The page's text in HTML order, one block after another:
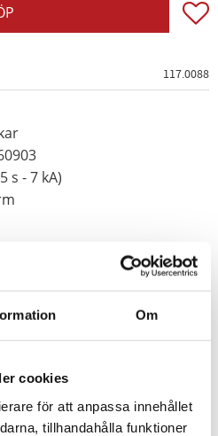
Om
cookies
för att anpassa innehållet
tillhandahålla funktioner
117.0088
s - 7 kA)
handskar.